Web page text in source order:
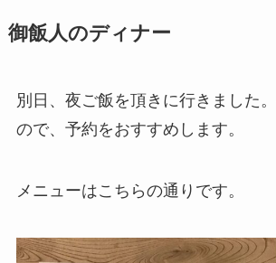
御飯人のディナー
別日、夜ご飯を頂きに行きました
ので、予約をおすすめします。
メニューはこちらの通りです。